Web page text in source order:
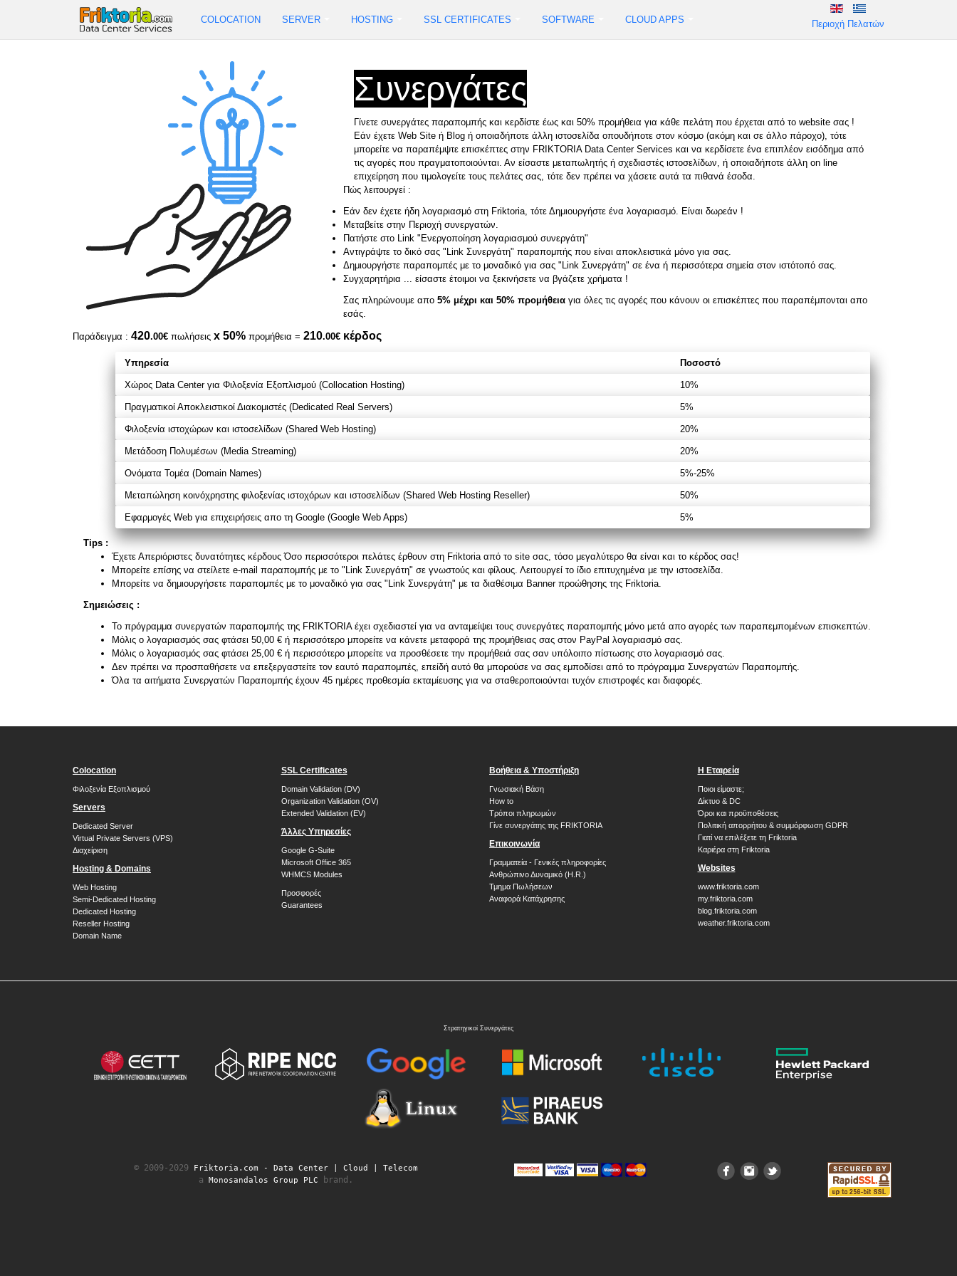
Περιοχή Πελατών
COLOCATION SERVER HOSTING SSL CERTIFICATES SOFTWARE CLOUD APPS
Συνεργάτες
Γίνετε συνεργάτες παραπομπής και κερδίστε έως και 50% προμήθεια για κάθε πελάτη που έρχεται από το website σας !
Εάν έχετε Web Site ή Blog ή οποιαδήποτε άλλη ιστοσελίδα οπουδήποτε στον κόσμο (ακόμη και σε άλλο πάροχο), τότε
μπορείτε να παραπέμψτε επισκέπτες στην FRIKTORIA Data Center Services και να κερδίσετε ένα επιπλέον εισόδημα από
τις αγορές που πραγματοποιούνται. Αν είσαστε μεταπωλητής ή σχεδιαστές ιστοσελίδων, ή οποιαδήποτε άλλη on line
επιχείρηση που τιμολογείτε τους πελάτες σας, τότε δεν πρέπει να χάσετε αυτά τα πιθανά έσοδα.
Πώς λειτουργεί :
Εάν δεν έχετε ήδη λογαριασμό στη Friktoria, τότε Δημιουργήστε ένα λογαριασμό. Είναι δωρεάν !
Μεταβείτε στην Περιοχή συνεργατών.
Πατήστε στο Link "Ενεργοποίηση λογαριασμού συνεργάτη"
Αντιγράψτε το δικό σας "Link Συνεργάτη" παραπομπής που είναι αποκλειστικά μόνο για σας.
Δημιουργήστε παραπομπές με το μοναδικό για σας "Link Συνεργάτη" σε ένα ή περισσότερα σημεία στον ιστότοπό σας.
Συγχαρητήρια ... είσαστε έτοιμοι να ξεκινήσετε να βγάζετε χρήματα !
Σας πληρώνουμε απο 5% μέχρι και 50% προμήθεια για όλες τις αγορές που κάνουν οι επισκέπτες που παραπέμπονται απο
εσάς.
Παράδειγμα : 420.00€ πωλήσεις x 50% προμήθεια = 210.00€ κέρδος
Υπηρεσία Ποσοστό
Χώρος Data Center για Φιλοξενία Εξοπλισμού (Collocation Hosting) 10%
Πραγματικοί Αποκλειστικοί Διακομιστές (Dedicated Real Servers) 5%
Φιλοξενία ιστοχώρων και ιστοσελίδων (Shared Web Hosting) 20%
Μετάδοση Πολυμέσων (Media Streaming) 20%
Ονόματα Τομέα (Domain Names) 5%-25%
Μεταπώληση κοινόχρηστης φιλοξενίας ιστοχόρων και ιστοσελίδων (Shared Web Hosting Reseller) 50%
Εφαρμογές Web για επιχειρήσεις απο τη Google (Google Web Apps) 5%
Tips :
Έχετε Απεριόριστες δυνατότητες κέρδους Όσο περισσότεροι πελάτες έρθουν στη Friktoria από το site σας, τόσο μεγαλύτερο θα είναι και το κέρδος σας!
Μπορείτε επίσης να στείλετε e-mail παραπομπής με το "Link Συνεργάτη" σε γνωστούς και φίλους. Λειτουργεί το ίδιο επιτυχημένα με την ιστοσελίδα.
Μπορείτε να δημιουργήσετε παραπομπές με το μοναδικό για σας "Link Συνεργάτη" με τα διαθέσιμα Banner προώθησης της Friktoria.
Σημειώσεις :
Το πρόγραμμα συνεργατών παραπομπής της FRIKTORIA έχει σχεδιαστεί για να ανταμείψει τους συνεργάτες παραπομπής μόνο μετά απο αγορές των παραπεμπομένων επισκεπτών.
Μόλις ο λογαριασμός σας φτάσει 50,00 € ή περισσότερο μπορείτε να κάνετε μεταφορά της προμήθειας σας στον PayPal λογαριασμό σας.
Μόλις ο λογαριασμός σας φτάσει 25,00 € ή περισσότερο μπορείτε να προσθέσετε την προμήθειά σας σαν υπόλοιπο πίστωσης στο λογαριασμό σας.
Δεν πρέπει να προσπαθήσετε να επεξεργαστείτε τον εαυτό παραπομπές, επείδή αυτό θα μπορούσε να σας εμποδίσει από το πρόγραμμα Συνεργατών Παραπομπής.
Όλα τα αιτήματα Συνεργατών Παραπομπής έχουν 45 ημέρες προθεσμία εκταμίευσης για να σταθεροποιούνται τυχόν επιστροφές και διαφορές.
Colocation
Φιλοξενία Εξοπλισμού
Servers
Dedicated Server
Virtual Private Servers (VPS)
Διαχείριση
Hosting & Domains
Web Hosting
Semi-Dedicated Hosting
Dedicated Hosting
Reseller Hosting
Domain Name
SSL Certificates
Domain Validation (DV)
Organization Validation (OV)
Extended Validation (EV)
Άλλες Υπηρεσίες
Google G-Suite
Microsoft Office 365
WHMCS Modules
Προσφορές
Guarantees
Βοήθεια & Υποστήριξη
Γνωσιακή Βάση
How to
Τρόποι πληρωμών
Γίνε συνεργάτης της FRIKTORIA
Επικοινωνία
Γραμματεία - Γενικές πληροφορίες
Ανθρώπινο Δυναμικό (H.R.)
Τμημα Πωλήσεων
Αναφορά Κατάχρησης
H Εταιρεία
Ποιοι είμαστε;
Δίκτυο & DC
Όροι και προϋποθέσεις
Πολιτική απορρήτου & συμμόρφωση GDPR
Γιατί να επιλέξετε τη Friktoria
Καριέρα στη Friktoria
Websites
www.friktoria.com
my.friktoria.com
blog.friktoria.com
weather.friktoria.com
Στρατηγικοί Συνεργάτες
© 2009-2029 Friktoria.com ‐ Data Center | Cloud | Telecom
a Monosandalos Group PLC brand.